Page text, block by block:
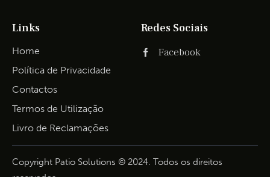
Links
Home
Política de Privacidade
Contactos
Termos de Utilização
Livro de Reclamações
Redes Sociais
Facebook
Copyright Patio Solutions © 2024. Todos os direitos